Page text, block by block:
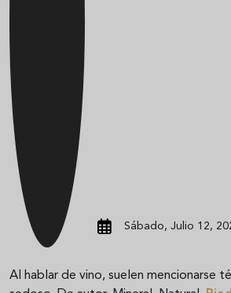
Sábado, Julio 12,
Al hablar de vino, suelen mencionarse